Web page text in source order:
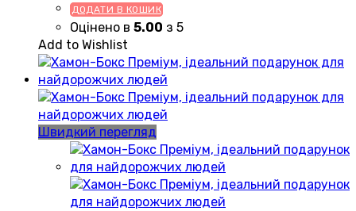
ДОДАТИ В КОШИК
Оцінено в 5.00 з 5
Add to Wishlist
Швидкий перегляд